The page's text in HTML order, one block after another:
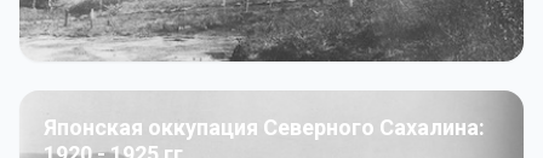
Японская оккупация Северного Сахалина: